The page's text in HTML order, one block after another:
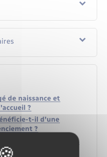
de naissance et
?
t-il d'une
?
sont imposées
travail ?